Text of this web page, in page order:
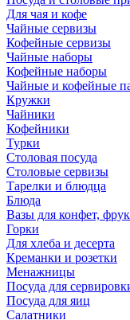
Для чая и кофе
Чайные сервизы
Кофейные сервизы
Чайные наборы
Кофейные наборы
Чайные и кофейные
Кружки
Чайники
Кофейники
Турки
Столовая посуда
Столовые сервизы
Тарелки и блюдца
Блюда
Вазы для конфет,
Горки
Для хлеба и десерта
Креманки и розетки
Менажницы
Посуда для
Посуда для яиц
Салатники